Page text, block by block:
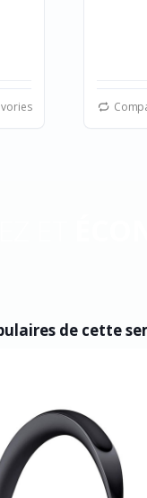
de cette